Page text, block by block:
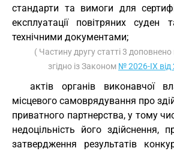
стандарти та вимоги для
експлуатації повітряних
технічними документами;
( Частину другу статті 3
згідно із Законом № 2026-IX від
актів органів виконавчої
місцевого самоврядування про
приватного партнерства, у тому
недоцільність його здійснення,
затвердження результатів